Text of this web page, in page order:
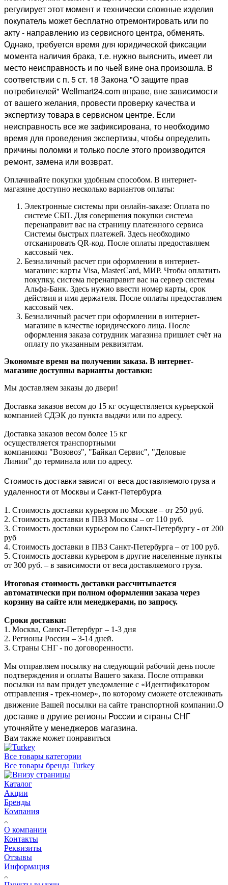
регулирует этот момент и технически сложные изделия
покупатель может бесплатно отремонтировать или по
акту - направлению из сервисного центра, обменять.
Однако, требуется время для юридической фиксации
момента наличия брака, т.е. нужно выяснить, имеет ли
место неисправность и по чьей вине она произошла. В
соответствии с п. 5 ст. 18 Закона "О защите прав
потребителей" Wellmart24.com вправе, вне зависимости
от вашего желания, провести проверку качества и
экспертизу товара в сервисном центре. Если
неисправность все же зафиксирована, то необходимо
время для проведения экспертизы, чтобы определить
причины поломки и только после этого производится
ремонт, замена или возврат.
Оплачивайте покупки удобным способом. В интернет-
магазине доступно несколько вариантов оплаты:
Электронные системы при онлайн-заказе: Оплата по
системе СБП. Для совершения покупки система
перенаправит вас на страницу платежного сервиса
Системы быстрых платежей. Здесь необходимо
отсканировать QR-код. После оплаты предоставляем
кассовый чек.
Безналичный расчет при оформлении в интернет-
магазине: карты Visa, MasterCard, МИР. Чтобы оплатить
покупку, система перенаправит вас на сервер системы
Альфа-Банк. Здесь нужно ввести номер карты, срок
действия и имя держателя. После оплаты предоставляем
кассовый чек.
Безналичный расчет при оформлении в интернет-
магазине в качестве юридического лица. После
оформления заказа сотрудник магазина пришлет счёт на
оплату по указанным реквизитам.
Экономьте время на получении заказа. В интернет-
магазине доступны варианты доставки:
Мы доставляем заказы до двери!
Доставка заказов весом до 15 кг осуществляется курьерской
компанией СДЭК до пункта выдачи или по адресу.
Доставка заказов весом более 15 кг
осуществляется транспортными
компаниями "Возовоз", "Байкал Сервис", "Деловые
Линии" до терминала или по адресу.
Стоимость доставки зависит от веса доставляемого груза и
удаленности от Москвы и Санкт-Петербурга
1. Стоимость доставки курьером по Москве – от 250 руб.
2. Стоимость доставки в ПВЗ Москвы – от 110 руб.
3. Стоимость доставки курьером по Санкт-Петербургу - от 200
руб
4. Стоимость доставки в ПВЗ Санкт-Петербурга – от 100 руб.
5. Стоимость доставки курьером в другие населенные пункты
от 300 руб. – в зависимости от веса доставляемого груза.
Итоговая стоимость доставки рассчитывается
автоматически при полном оформлении заказа через
корзину на сайте или менеджерами, по запросу.
Сроки доставки:
1. Москва, Санкт-Петербург – 1-3 дня
2. Регионы России – 3-14 дней.​
3. Страны СНГ - по договоренности.
Мы отправляем посылку на следующий рабочий день после
подтверждения и оплаты Вашего заказа. После отправки
посылки на вам придет уведомление с «Идентификатором
отправления - трек-номер», по которому сможете отслеживать
движение Вашей посылки на сайте транспортной компании.О
доставке в другие регионы России и страны СНГ
уточняйте у менеджеров магазина.
Вам также может понравиться
Все товары категории
Все товары бренда Turkey
Каталог
Акции
Бренды
Компания
О компании
Контакты
Реквизиты
Отзывы
Информация